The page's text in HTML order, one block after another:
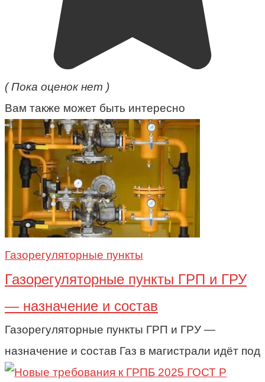
( Пока оценок нет )
Вам также может быть интересно
Газорегуляторные пункты
Газорегуляторные пункты ГРП и ГРУ
— назначение и состав
Газорегуляторные пункты ГРП и ГРУ —
назначение и состав Газ в магистрали идёт под